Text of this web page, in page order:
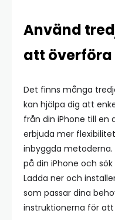
Använd
att
Det finns många
kan hjälpa dig att
från din iPhone till en
erbjuda mer
inbyggda metoderna.
på din iPhone och
Ladda ner och
som passar dina
instruktionerna för